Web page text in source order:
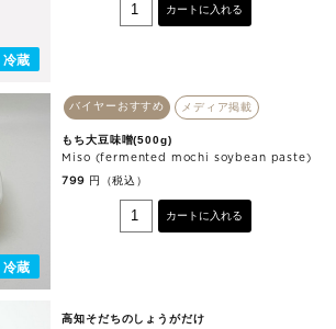
冷蔵
カートに入れる
冷蔵
バイヤーおすすめ メディア掲載
もち大豆味噌(500g)
Miso (fermented mochi soybean paste)
799 円（税込）
カートに入れる
高知そだちのしょうがだけ